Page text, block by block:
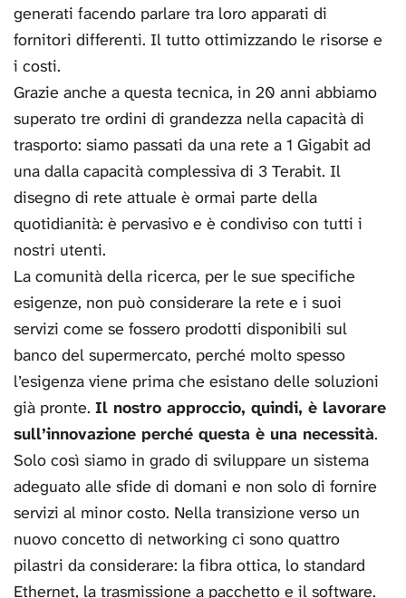
generati facendo parlare tra loro apparati di
fornitori differenti. Il tutto ottimizzando le risorse e
i costi.
Grazie anche a questa tecnica, in 20 anni abbiamo
superato tre ordini di grandezza nella capacità di
trasporto: siamo passati da una rete a 1 Gigabit ad
una dalla capacità complessiva di 3 Terabit. Il
disegno di rete attuale è ormai parte della
quotidianità: è pervasivo e è condiviso con tutti i
nostri utenti.
La comunità della ricerca, per le sue specifiche
esigenze, non può considerare la rete e i suoi
servizi come se fossero prodotti disponibili sul
banco del supermercato, perché molto spesso
l’esigenza viene prima che esistano delle soluzioni
già pronte. Il nostro approccio, quindi, è lavorare
sull’innovazione perché questa è una necessità.
Solo così siamo in grado di sviluppare un sistema
adeguato alle sfide di domani e non solo di fornire
servizi al minor costo. Nella transizione verso un
nuovo concetto di networking ci sono quattro
pilastri da considerare: la fibra ottica, lo standard
Ethernet, la trasmissione a pacchetto e il software.